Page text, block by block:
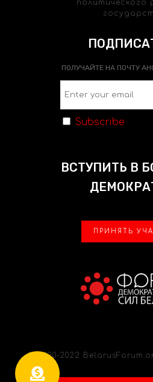
политического
ПОЛУЧАЙТЕ НА ПОЧТУ
Subscribe
ВСТУПИТЬ В
ПРИНЯТЬ
© 2020-2022